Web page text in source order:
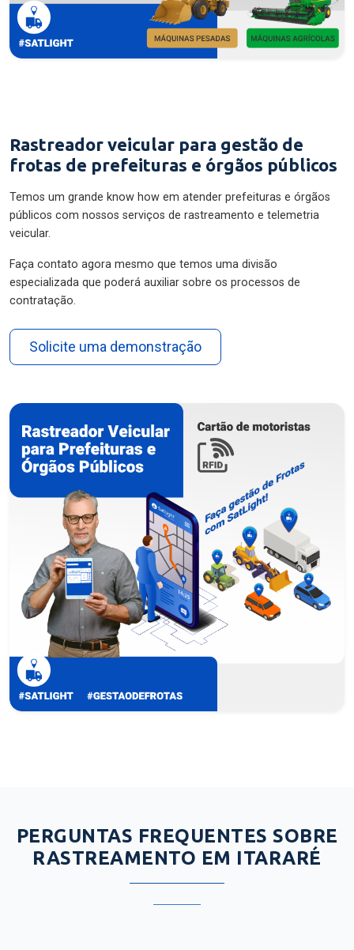
Rastreador veicular para gestão de
frotas de prefeituras e órgãos públicos
Temos um grande know how em atender prefeituras e órgãos
públicos com nossos serviços de rastreamento e telemetria
veicular.
Faça contato agora mesmo que temos uma divisão
especializada que poderá auxiliar sobre os processos de
contratação.
Solicite uma demonstração
PERGUNTAS FREQUENTES SOBRE
RASTREAMENTO EM ITARARÉ